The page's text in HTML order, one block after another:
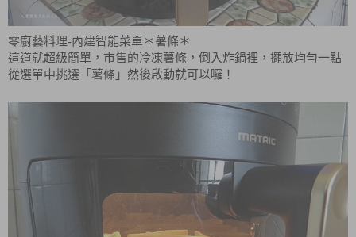
零廚藝料理-內建智能菜單＊薯條＊
這道就超級簡單，市售的冷凍薯條，倒入炸鍋裡，擺放均勻一點
從選單中挑選「薯條」然後啟動就可以囉！